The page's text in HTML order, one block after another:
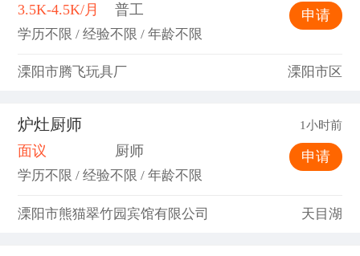
3.5K-4.5K/月 普工
学历不限 / 经验不限 / 年龄不限
申请
溧阳市腾飞玩具厂 溧阳市区
炉灶厨师 1小时前
面议 厨师
学历不限 / 经验不限 / 年龄不限
申请
溧阳市熊猫翠竹园宾馆有限公司 天目湖